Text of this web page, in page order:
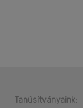
Tanúsítványaink: